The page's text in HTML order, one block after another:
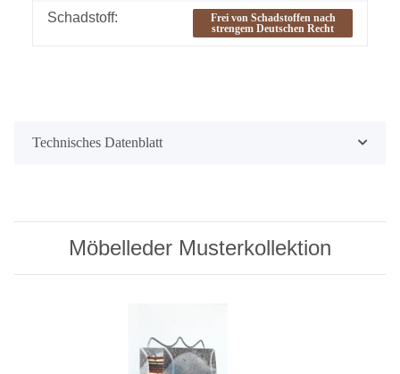
Schadstoff:
Frei von Schadstoffen nach
strengem Deutschen Recht
Technisches Datenblatt
Möbelleder Musterkollektion